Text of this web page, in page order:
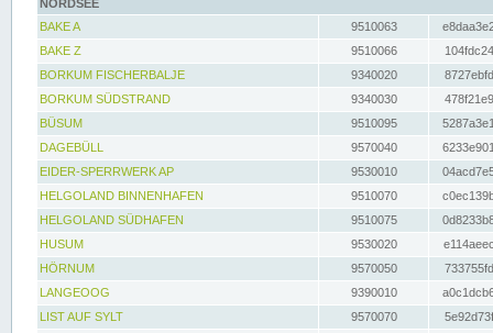
NORDSEE
BAKE A
9510063
BAKE Z
9510066
BORKUM FISCHERBALJE
9340020
BORKUM SÜDSTRAND
9340030
BÜSUM
9510095
DAGEBÜLL
9570040
EIDER-SPERRWERK AP
9530010
HELGOLAND BINNENHAFEN
9510070
HELGOLAND SÜDHAFEN
9510075
HUSUM
9530020
HÖRNUM
9570050
LANGEOOG
9390010
LIST AUF SYLT
9570070